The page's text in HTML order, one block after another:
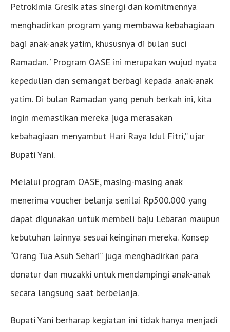
Petrokimia Gresik atas sinergi dan komitmennya
menghadirkan program yang membawa kebahagiaan
bagi anak-anak yatim, khususnya di bulan suci
Ramadan. “Program OASE ini merupakan wujud nyata
kepedulian dan semangat berbagi kepada anak-anak
yatim. Di bulan Ramadan yang penuh berkah ini, kita
ingin memastikan mereka juga merasakan
kebahagiaan menyambut Hari Raya Idul Fitri,” ujar
Bupati Yani.
Melalui program OASE, masing-masing anak
menerima voucher belanja senilai Rp500.000 yang
dapat digunakan untuk membeli baju Lebaran maupun
kebutuhan lainnya sesuai keinginan mereka. Konsep
“Orang Tua Asuh Sehari” juga menghadirkan para
donatur dan muzakki untuk mendampingi anak-anak
secara langsung saat berbelanja.
Bupati Yani berharap kegiatan ini tidak hanya menjadi